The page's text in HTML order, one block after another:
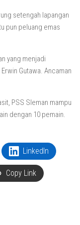
setengah lapangan
pun peluang emas
yang menjadi
Gutawa. Ancaman
PSS Sleman mampu
dengan 10 pemain.
LinkedIn
Copy Link